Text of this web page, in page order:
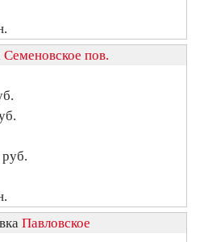
Семеновское пов.
Павловское